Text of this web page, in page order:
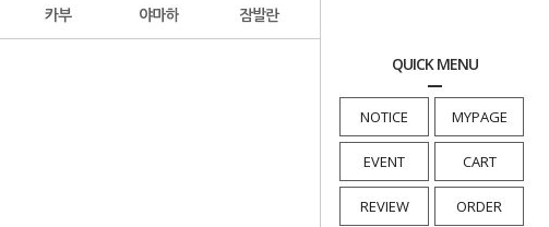
QUICK MENU
NOTICE MYPAGE
EVENT CART
REVIEW ORDER
카부 야마하 잠발란
· HOME>로바